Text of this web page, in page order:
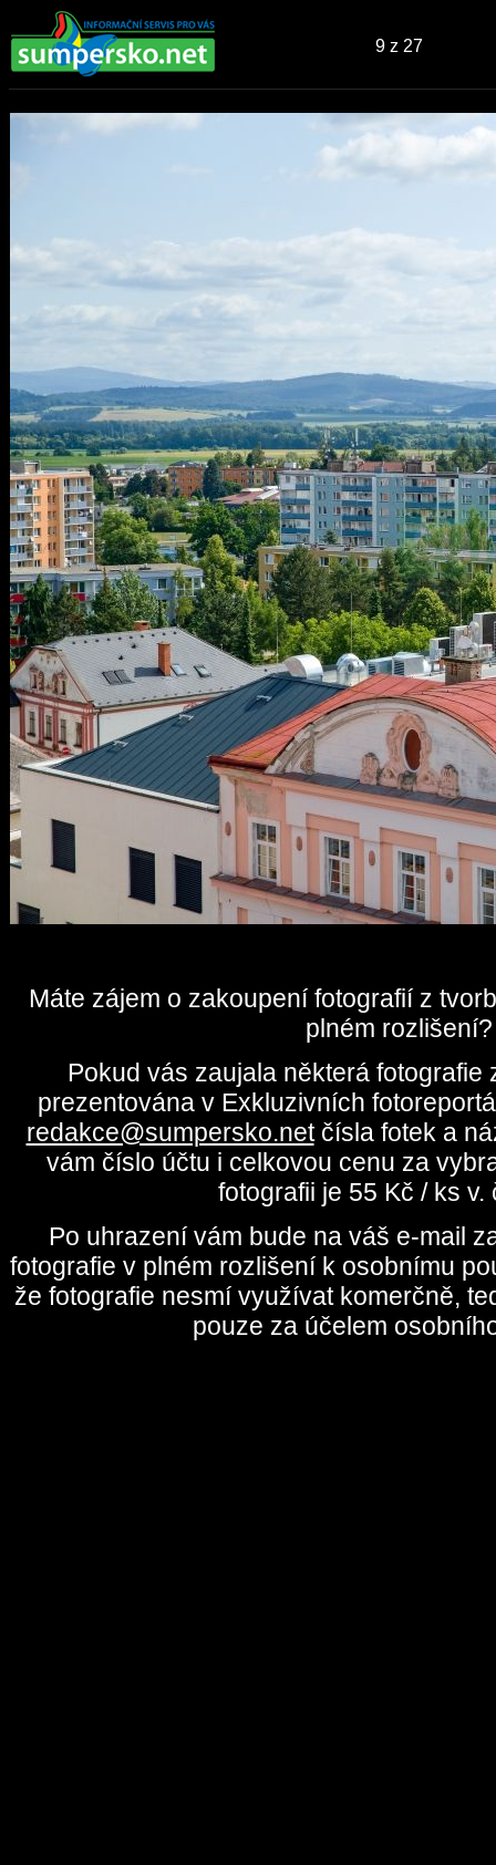
9z 27
Máte zájem o zakoupení fotografií z
plném rozlišení?
Pokud vás zaujala některá fotografie
prezentována v Exkluzivních
redakce@sumpersko.netčísla fotek a
vám číslo účtu i celkovou cenu za
fotografii je 55 Kč / ks v.
Po uhrazení vám bude na váš e-mail
fotografie v plném rozlišení k osobnímu
že fotografie nesmí využívat komerčně,
pouze za účelem